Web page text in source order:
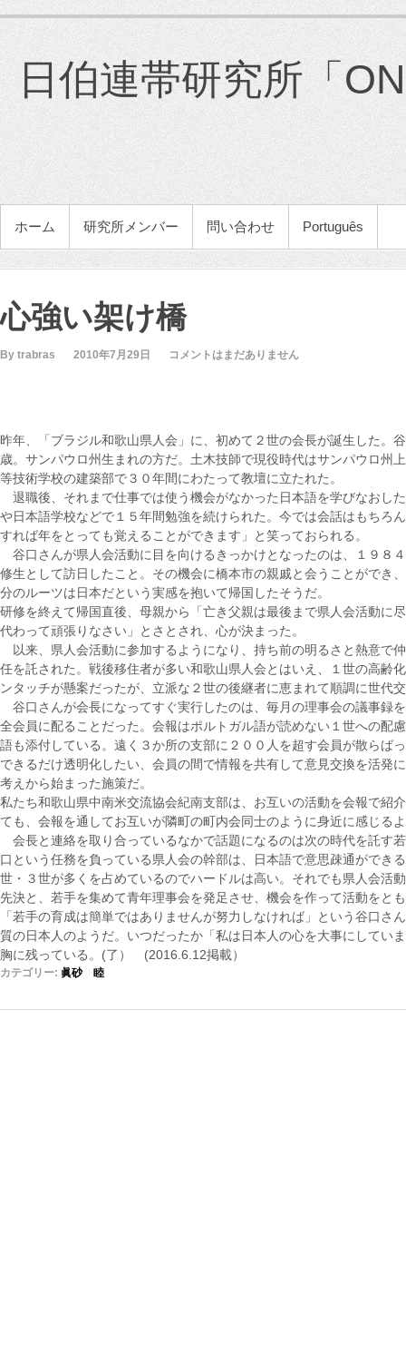
プ
日伯連帯研究所「
メインメニュー
ホーム 研究所メンバー 問い合わせ Português
心強い架け橋
By trabras 2010年7月29日 コメントはまだありません
昨年、「ブラジル和歌山県人会」に、初めて２世の会長が誕生した。
歳。サンパウロ州生まれの方だ。土木技師で現役時代はサンパウロ州
等技術学校の建築部で３０年間にわたって教壇に立たれた。
退職後、それまで仕事では使う機会がなかった日本語を学びなおし
や日本語学校などで１５年間勉強を続けられた。今では会話はもちろ
すれば年をとっても覚えることができます」と笑っておられる。
谷口さんが県人会活動に目を向けるきっかけとなったのは、１９８
修生として訪日したこと。その機会に橋本市の親戚と会うことができ
分のルーツは日本だという実感を抱いて帰国したそうだ。
研修を終えて帰国直後、母親から「亡き父親は最後まで県人会活動に
代わって頑張りなさい」とさとされ、心が決まった。
以来、県人会活動に参加するようになり、持ち前の明るさと熱意で
任を託された。戦後移住者が多い和歌山県人会とはいえ、１世の高齢
ンタッチが懸案だったが、立派な２世の後継者に恵まれて順調に世代
谷口さんが会長になってすぐ実行したのは、毎月の理事会の議事録
全会員に配ることだった。会報はポルトガル語が読めない１世への配
語も添付している。遠く３か所の支部に２００人を超す会員が散らば
できるだけ透明化したい、会員の間で情報を共有して意見交換を活発
考えから始まった施策だ。
私たち和歌山県中南米交流協会紀南支部は、お互いの活動を会報で紹
ても、会報を通してお互いが隣町の町内会同士のように身近に感じる
会長と連絡を取り合っているなかで話題になるのは次の時代を託す
口という任務を負っている県人会の幹部は、日本語で意思疎通ができ
世・３世が多くを占めているのでハードルは高い。それでも県人会活
先決と、若手を集めて青年理事会を発足させ、機会を作って活動をと
「若手の育成は簡単ではありませんが努力しなければ」という谷口さ
質の日本人のようだ。いつだったか「私は日本人の心を大事にしてい
胸に残っている。(了） (2016.6.12掲載）
カテゴリー: 眞砂 睦